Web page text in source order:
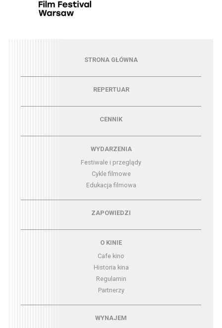
Menu - strona główna
STRONA GŁÓWNA
Menu - repertuarREPERTUAR
CENNIK
Menu - wydarzeniaWYDARZENIA
Festiwale i przeglądy
Cykle filmowe
Edukacja filmowa
Menu - zapowiedziZAPOWIEDZI
O KINIE
Cafe kino
Historia kina
Regulamin
Partnerzy
Menu - wynajemWYNAJEM